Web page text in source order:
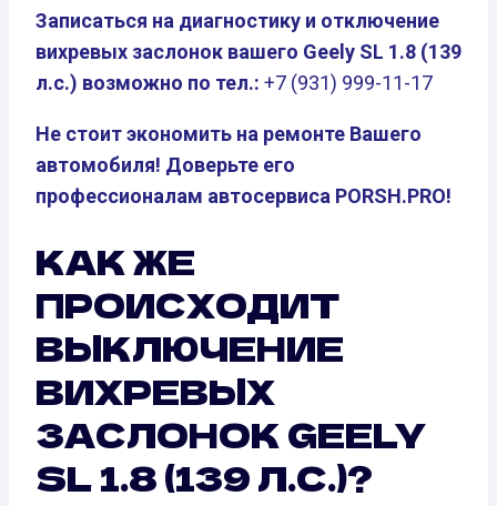
Записаться на диагностику и отключение
вихревых заслонок вашего Geely SL 1.8 (139
л.с.) возможно по тел.: +7 (931) 999-11-17
Не стоит экономить на ремонте Вашего
автомобиля! Доверьте его
профессионалам автосервиса PORSH.PRO!
КАК ЖЕ
ПРОИСХОДИТ
ВЫКЛЮЧЕНИЕ
ВИХРЕВЫХ
ЗАСЛОНОК GEELY
SL 1.8 (139 Л.С.)?